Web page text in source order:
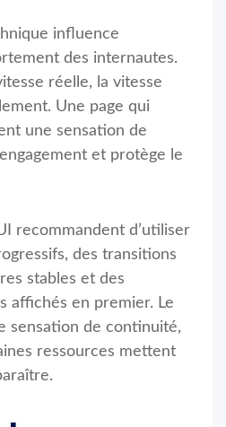
influence
des internautes.
réelle, la vitesse
Une page qui
une sensation de
et protège le
recommandent d’utiliser
des transitions
stables et des
affichés en premier. Le
sensation de continuité,
ressources mettent